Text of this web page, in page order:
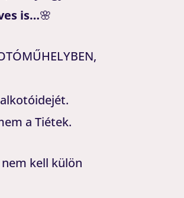
is…🌸
a Tiétek.
kell külön